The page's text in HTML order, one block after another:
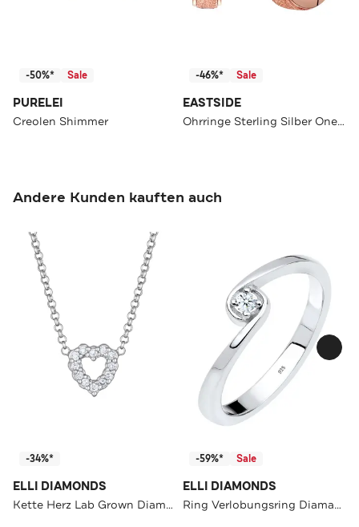
-50%* Sale
PURELEI
Creolen Shimmer
-46%* Sale
EASTSIDE
Ohrringe Sterling Silber OneColor
Andere Kunden kauften auch
-34%*
ELLI DIAMONDS
Kette Herz Lab Grown Diamanten (0.18 ct) 925 Silber Silber
-59%* Sale
ELLI DIAMONDS
Ring Verlobungsring Diamant Weiß Brillantschliff (0.03 ct) 925 Sterling Silber Weiß